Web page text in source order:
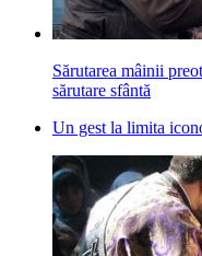
Sărutarea mâinii
sărutare sfântă
Un gest la limita